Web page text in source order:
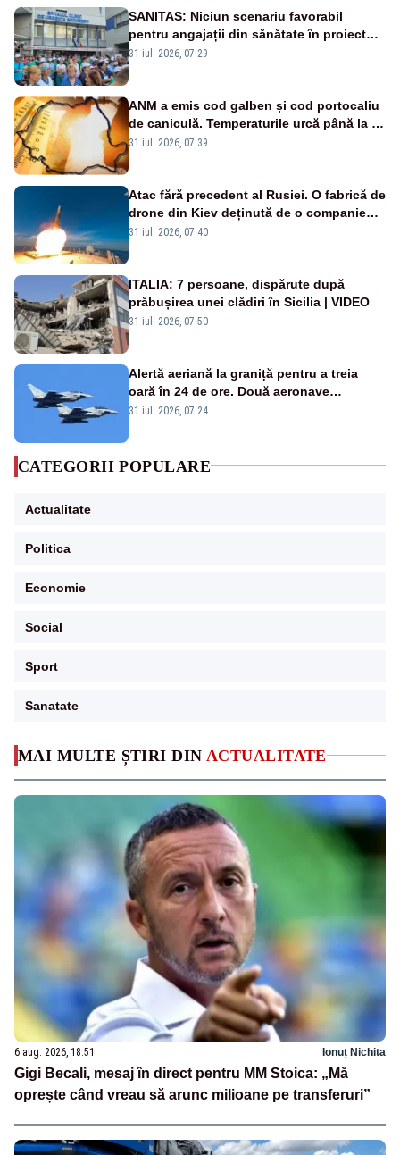
MAI MULTE ȘTIRI DIN ACTUALITATE
6 aug. 2026, 18:51 Ionuț Nichita
Gigi Becali, mesaj în direct pentru MM Stoica: „Mă
oprește când vreau să arunc milioane pe transferuri”
SANITAS: Niciun scenariu favorabil
pentru angajații din sănătate în proiectul
Legii salarizării
31 iul. 2026, 07:29
ANM a emis cod galben și cod portocaliu
de caniculă. Temperaturile urcă până la 38
de grade, iar nopțile devin tropicale
31 iul. 2026, 07:39
Atac fără precedent al Rusiei. O fabrică de
drone din Kiev deținută de o companie
americană, distrusă de o rachetă
31 iul. 2026, 07:40
ITALIA: 7 persoane, dispărute după
prăbușirea unei clădiri în Sicilia | VIDEO
31 iul. 2026, 07:50
Alertă aeriană la graniță pentru a treia
oară în 24 de ore. Două aeronave
Eurofighter britanice au fost ridicate de la
31 iul. 2026, 07:24
CATEGORII POPULARE
Actualitate
Politica
Economie
Social
Sport
Sanatate